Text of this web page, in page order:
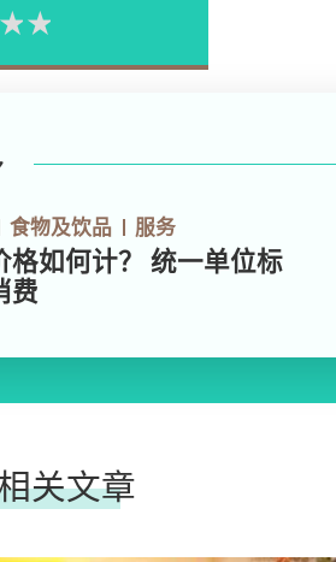
rate
4星
3星
食物及饮品 服务
格如何计？ 统一单位标
费
关文章